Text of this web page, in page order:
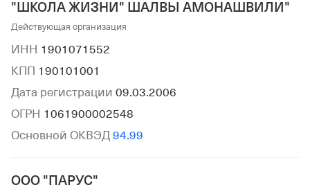
"ШКОЛА ЖИЗНИ" ШАЛВЫ АМОНАШВИЛИ"
Действующая организация
ИНН 1901071552
КПП 190101001
Дата регистрации 09.03.2006
ОГРН 1061900002548
Основной ОКВЭД 94.99
ООО "ПАРУС"